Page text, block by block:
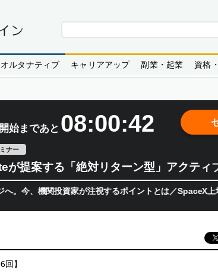
オルタナティブ キャリアアップ 副業・起業 資格
始まであと 08:00:40
ナー
提案する「絶対リターン型」アクティ
関投資家が注視するポイントとは／SpaceX上場、次な
】